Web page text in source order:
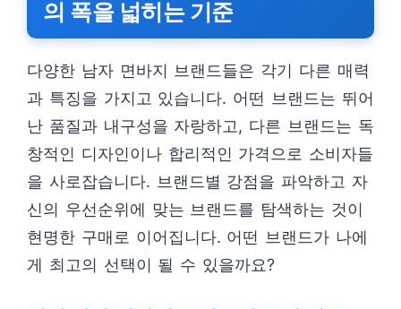
의 폭을 넓히는 기준
다양한 남자 면바지 브랜드들은 각기 다른 매력
과 특징을 가지고 있습니다. 어떤 브랜드는 뛰어
난 품질과 내구성을 자랑하고, 다른 브랜드는 독
창적인 디자인이나 합리적인 가격으로 소비자들
을 사로잡습니다. 브랜드별 강점을 파악하고 자
신의 우선순위에 맞는 브랜드를 탐색하는 것이
현명한 구매로 이어집니다. 어떤 브랜드가 나에
게 최고의 선택이 될 수 있을까요?